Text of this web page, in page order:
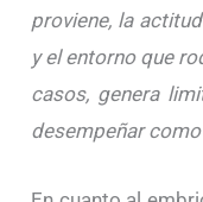
proviene, la
y el entorno que
casos, genera
desempeñar